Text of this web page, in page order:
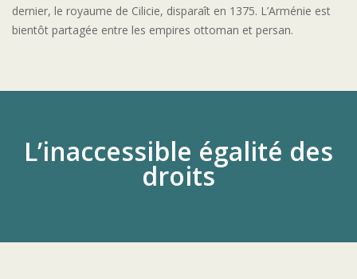
dernier, le royaume de Cilicie, disparaît en 1375. L’Arménie est
bientôt partagée entre les empires ottoman et persan.
L’inaccessible égalité des
droits